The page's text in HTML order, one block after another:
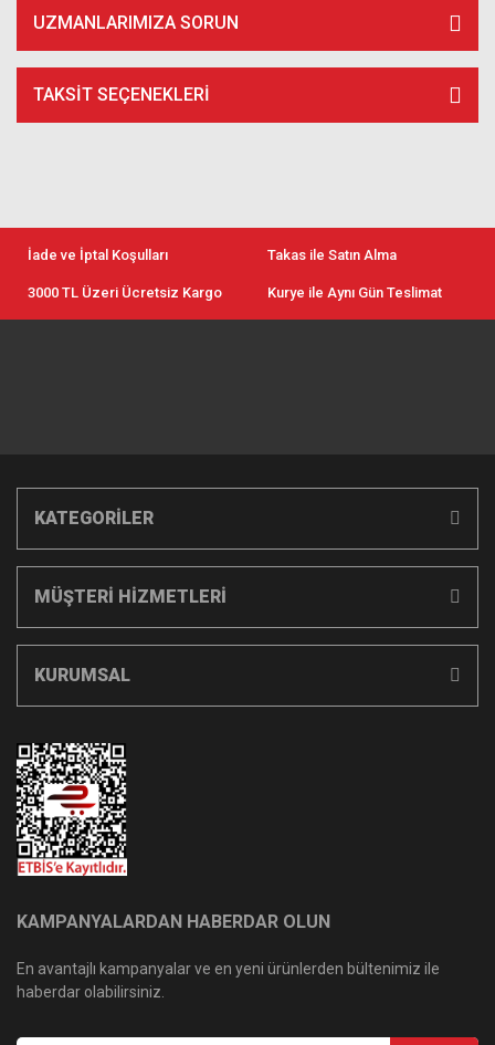
UZMANLARIMIZA SORUN
TAKSIT SEÇENEKLERI
İade ve İptal Koşulları Takas ile Satın Alma
3000 TL Üzeri Ücretsiz Kargo Kurye ile Aynı Gün Teslimat
KATEGORİLER
MÜŞTERİ HİZMETLERİ
KURUMSAL
KAMPANYALARDAN HABERDAR OLUN
En avantajlı kampanyalar ve en yeni ürünlerden bültenimiz ile
haberdar olabilirsiniz.